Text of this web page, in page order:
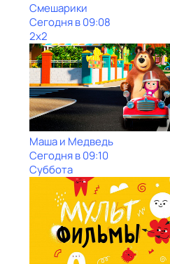
Смешарики
Сегодня в 09:08
2x2
Маша и Медведь
Сегодня в 09:10
Суббота